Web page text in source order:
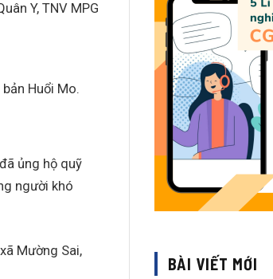
Y, TNV MPG
Huổi Mo.
ủng hộ quỹ
người khó
Mường Sai,
BÀI VIẾT MỚI